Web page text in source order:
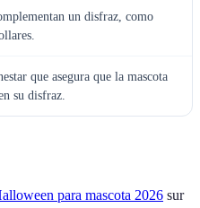
un disfraz, como
que asegura que la mascota
su disfraz.
para mascota 2026 sur